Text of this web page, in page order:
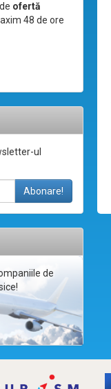
ofertă
48 de ore
ul
de